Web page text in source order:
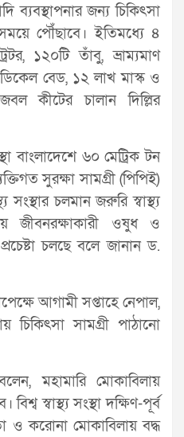
ব্যবস্থাপনার জন্য চিকিৎসা
পৌঁছাবে। ইতিমধ্যে ৪
১২০টি তাঁবু, ভ্রাম্যমাণ
বেড, ১২ লাখ মাস্ক ও
কীটের চালান দিল্লির
বাংলাদেশে ৬০ মেট্রিক টন
সুরক্ষা সামগ্রী (পিপিই)
সংস্থার চলমান জরুরি স্বাস্থ্য
জীবনরক্ষাকারী ওষুধ ও
চলছে বলে জানান ড.
আগামী সপ্তাহে নেপাল,
চিকিৎসা সামগ্রী পাঠানো
মহামারি মোকাবিলায়
বিশ্ব স্বাস্থ্য সংস্থা দক্ষিণ-পূর্ব
ও করোনা মোকাবিলায় বদ্ধ